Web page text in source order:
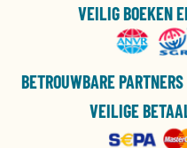
VEILIG BOEKEN
BETROUWBARE PARTNERS
VEILIGE